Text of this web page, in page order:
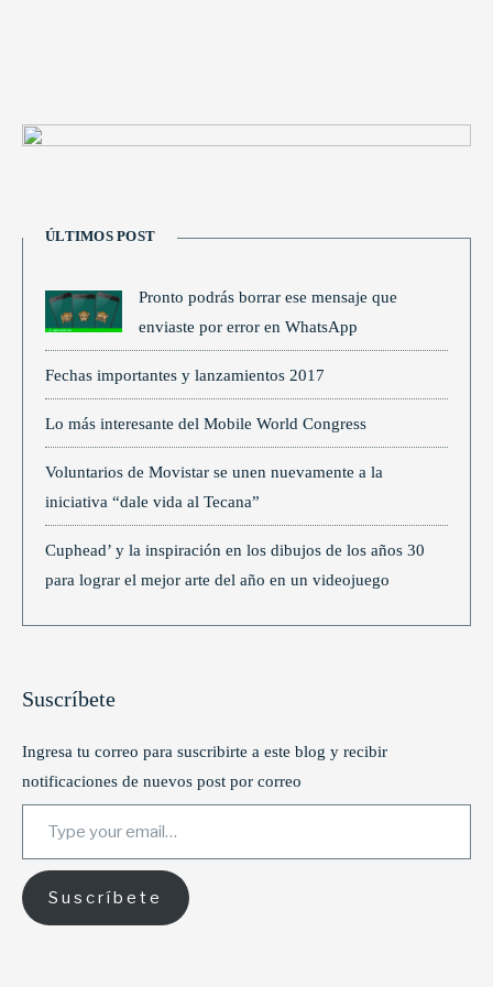
ÚLTIMOS POST
Pronto podrás borrar ese mensaje que
enviaste por error en WhatsApp
Fechas importantes y lanzamientos 2017
Lo más interesante del Mobile World Congress
Voluntarios de Movistar se unen nuevamente a la
iniciativa “dale vida al Tecana”
Cuphead’ y la inspiración en los dibujos de los años 30
para lograr el mejor arte del año en un videojuego
Suscríbete
Ingresa tu correo para suscribirte a este blog y recibir
notificaciones de nuevos post por correo
Type your email…
Suscríbete